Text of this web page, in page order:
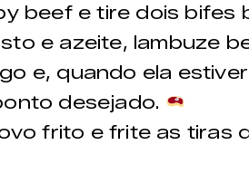
beef e tire dois bifes
e azeite, lambuze
e, quando ela
desejado.
frito e frite as tiras